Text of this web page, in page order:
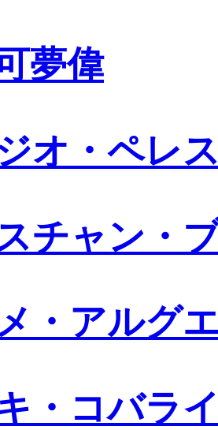
夢偉
オ・ペレ
チャン・
・アルグ
・コバラ